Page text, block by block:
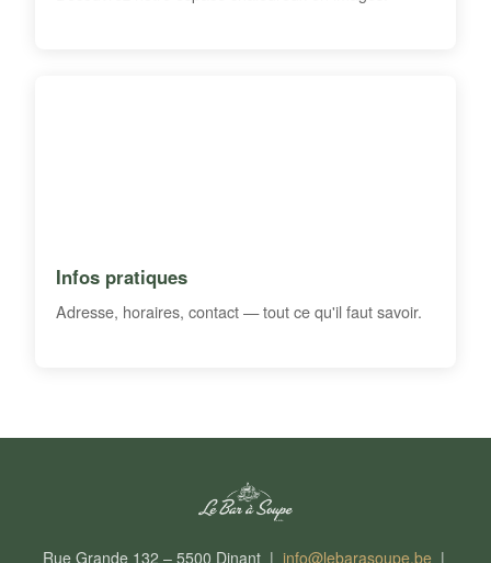
Infos pratiques
Adresse, horaires, contact — tout ce qu'il faut savoir.
Rue Grande 132 – 5500 Dinant | info@lebarasoupe.be|